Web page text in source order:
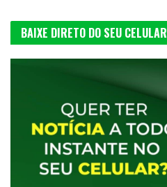
BAIXE DIRETO DO SEU CELULAR